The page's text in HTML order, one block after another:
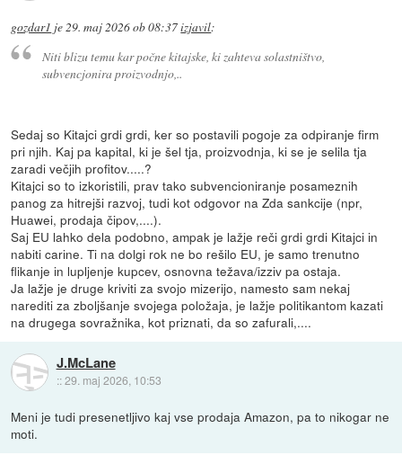
gozdar1 je 29. maj 2026 ob 08:37izjavil:
Niti blizu temu kar počne kitajske, ki zahteva solastništvo,
subvencjonira proizvodnjo,..
Sedaj so Kitajci grdi grdi, ker so postavili pogoje za odpiranje firm
pri njih. Kaj pa kapital, ki je šel tja, proizvodnja, ki se je selila tja
zaradi večjih profitov.....?
Kitajci so to izkoristili, prav tako subvencioniranje posameznih
panog za hitrejši razvoj, tudi kot odgovor na Zda sankcije (npr,
Huawei, prodaja čipov,....).
Saj EU lahko dela podobno, ampak je lažje reči grdi grdi Kitajci in
nabiti carine. Ti na dolgi rok ne bo rešilo EU, je samo trenutno
flikanje in lupljenje kupcev, osnovna težava/izziv pa ostaja.
Ja lažje je druge kriviti za svojo mizerijo, namesto sam nekaj
narediti za zboljšanje svojega položaja, je lažje politikantom kazati
na drugega sovražnika, kot priznati, da so zafurali,....
J.McLane
::29. maj 2026, 10:53
Meni je tudi presenetljivo kaj vse prodaja Amazon, pa to nikogar ne
moti.